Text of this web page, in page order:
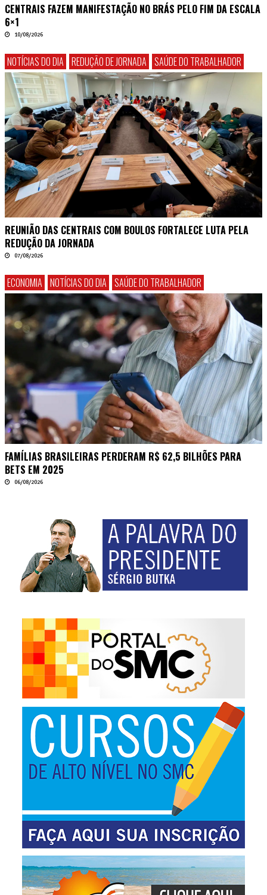
CENTRAIS FAZEM MANIFESTAÇÃO NO BRÁS PELO FIM DA ESCALA
6×1
10/08/2026
NOTÍCIAS DO DIA REDUÇÃO DE JORNADA SAÚDE DO TRABALHADOR
REUNIÃO DAS CENTRAIS COM BOULOS FORTALECE LUTA PELA
REDUÇÃO DA JORNADA
07/08/2026
ECONOMIA NOTÍCIAS DO DIA SAÚDE DO TRABALHADOR
FAMÍLIAS BRASILEIRAS PERDERAM R$ 62,5 BILHÕES PARA
BETS EM 2025
06/08/2026